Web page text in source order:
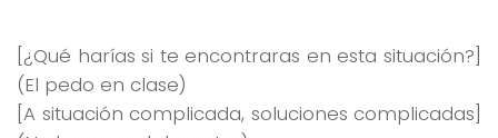
[¿Qué harías si te encontraras en esta situación?]
(El pedo en clase)
[A situación complicada, soluciones complicadas]